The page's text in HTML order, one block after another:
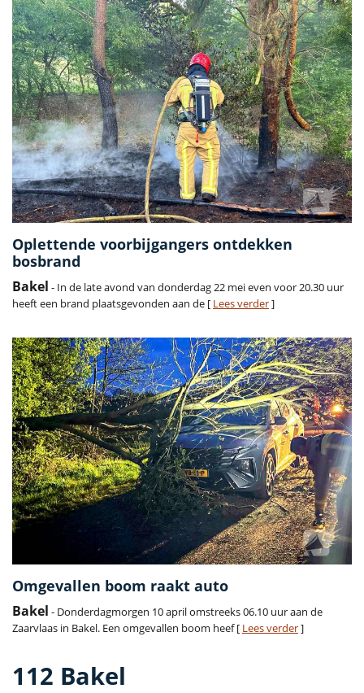
Oplettende voorbijgangers ontdekken
bosbrand
Bakel - In de late avond van donderdag 22 mei even voor 20.30 uur
heeft een brand plaatsgevonden aan de [ Lees verder]
Omgevallen boom raakt auto
Bakel - Donderdagmorgen 10 april omstreeks 06.10 uur aan de
Zaarvlaas in Bakel. Een omgevallen boom heef [ Lees verder]
112 Bakel